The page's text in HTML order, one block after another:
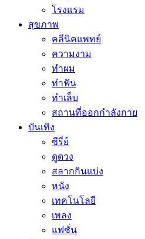
โรงแรม
สุขภาพ
คลีนิคแพทย์
ความงาม
ทำผม
ทำฟัน
ทำเล็บ
สถานที่ออกกำลังกาย
บันเทิง
ซีรี่ย์
ดูดวง
สลากกินแบ่ง
หนัง
เทคโนโลยี
เพลง
แฟชั่น